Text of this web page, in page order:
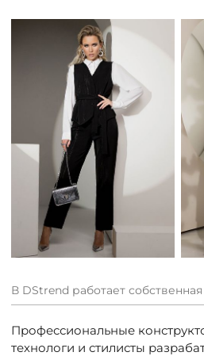
В DStrend работает
Профессиональные
технологи и стилисты